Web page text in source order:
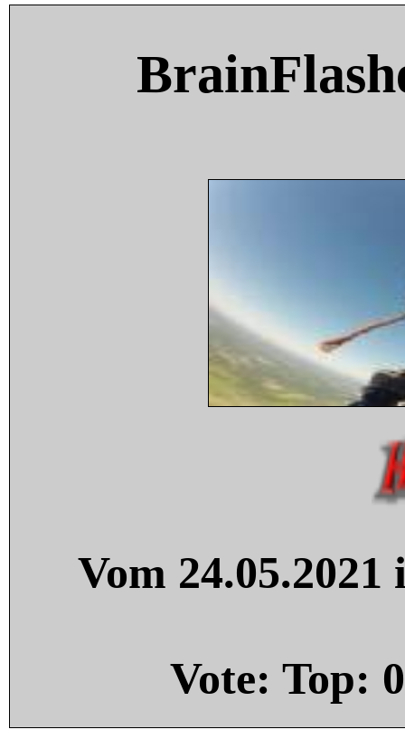
Vom
Vote: Top: 0